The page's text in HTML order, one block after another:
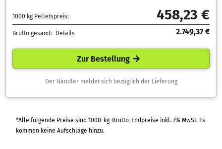
1000 kg Pelletspreis: 458,23 €
Brutto gesamt: Details 2.749,37 €
Zur Bestellung
Der Händler meldet sich bezüglich der Lieferung
*Alle folgende Preise sind 1000-kg-Brutto-Endpreise inkl. 7% MwSt. Es
kommen keine Aufschläge hinzu.